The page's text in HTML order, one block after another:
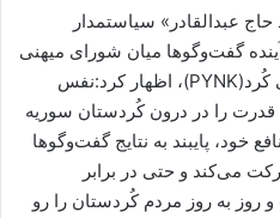
عبدالقادر» سیاستمدار
گفت‌وگوها میان شورای میهنی
کُرد(ENKS) و احزاب اتحاد میهنی کُرد(PYNK)، اظهار کرد:نفس
را در درون کُردستان‌ سوریه
خود، پایبند به نتایج گفت‌وگوها
می‌کند و حتی در برابر
روز به روز مردم کُردستان را رو